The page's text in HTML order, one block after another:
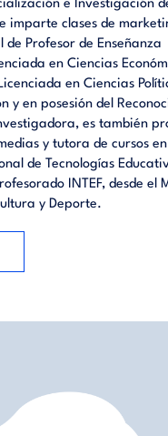
e Investigación
imparte clases de
Profesor de Enseñanza
en Ciencias
en Ciencias
y en posesión del
es también
y tutora de cursos
de Tecnologías
INTEF, desde el
y Deporte.